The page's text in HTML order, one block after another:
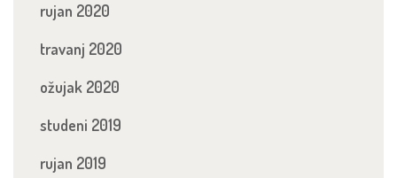
rujan 2020
travanj 2020
ožujak 2020
studeni 2019
rujan 2019